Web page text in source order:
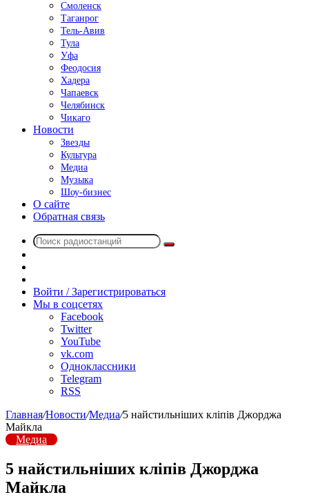
Смоленск
Таганрог
Тель-Авив
Тула
Уфа
Феодосия
Хадера
Чапаевск
Челябинск
Чикаго
Новости
Звезды
Культура
Медиа
Музыка
Шоу-бизнес
О сайте
Обратная связь
Поиск
радио
Войти / Зарегистрироваться
Мы в соцсетях
Facebook
Twitter
YouTube
vk.com
Одноклассники
Telegram
RSS
Главная/Новости/Медиа/5 найстильніших кліпів Джорджа
Майкла
Медиа
5 найстильніших кліпів Джорджа
Майкла